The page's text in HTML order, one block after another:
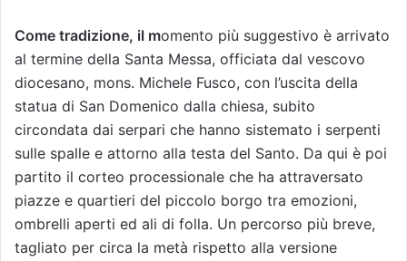
Come tradizione, il momento più suggestivo è arrivato
al termine della Santa Messa, officiata dal vescovo
diocesano, mons. Michele Fusco, con l’uscita della
statua di San Domenico dalla chiesa, subito
circondata dai serpari che hanno sistemato i serpenti
sulle spalle e attorno alla testa del Santo. Da qui è poi
partito il corteo processionale che ha attraversato
piazze e quartieri del piccolo borgo tra emozioni,
ombrelli aperti ed ali di folla. Un percorso più breve,
tagliato per circa la metà rispetto alla versione